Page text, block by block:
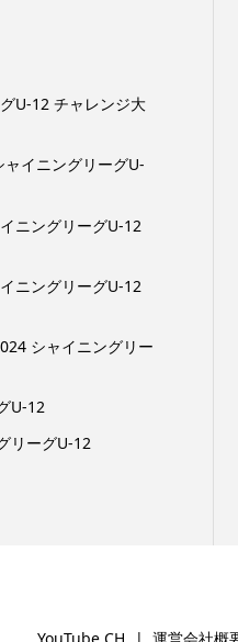
U-12 チャレンジ大
イニングリーグU-
ニングリーグU-12
ニングリーグU-12
シャイニングリー
U-12
リーグU-12